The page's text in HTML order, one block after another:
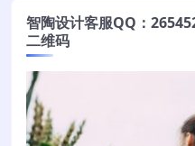
智陶设计客服QQ：
二维码